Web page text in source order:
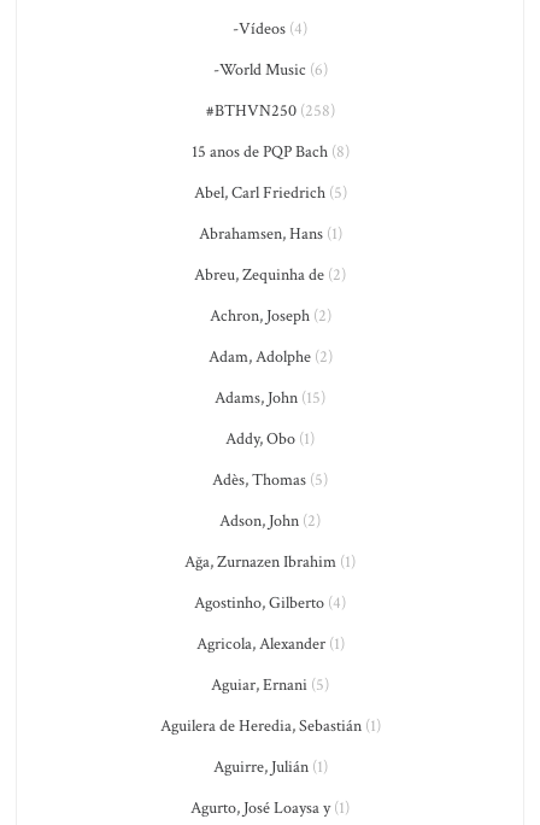
-Vídeos (4)
-World Music (6)
#BTHVN250(258)
15 anos de PQP Bach(8)
Abel, Carl Friedrich(5)
Abrahamsen, Hans(1)
Abreu, Zequinha de (2)
Achron, Joseph(2)
Adam, Adolphe(2)
Adams, John (15)
Addy, Obo (1)
Adès, Thomas (5)
Adson, John (2)
Ağa, Zurnazen Ibrahim (1)
Agostinho, Gilberto (4)
Agricola, Alexander(1)
Aguiar, Ernani (5)
Aguilera de Heredia, Sebastián(1)
Aguirre, Julián(1)
Agurto, José Loaysa y(1)